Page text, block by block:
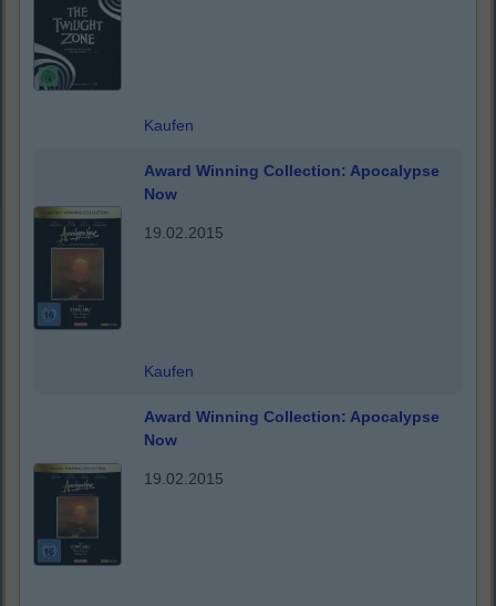
Kaufen
Award Winning Collection: Apocalypse
Now
19.02.2015
Kaufen
Award Winning Collection: Apocalypse
Now
19.02.2015